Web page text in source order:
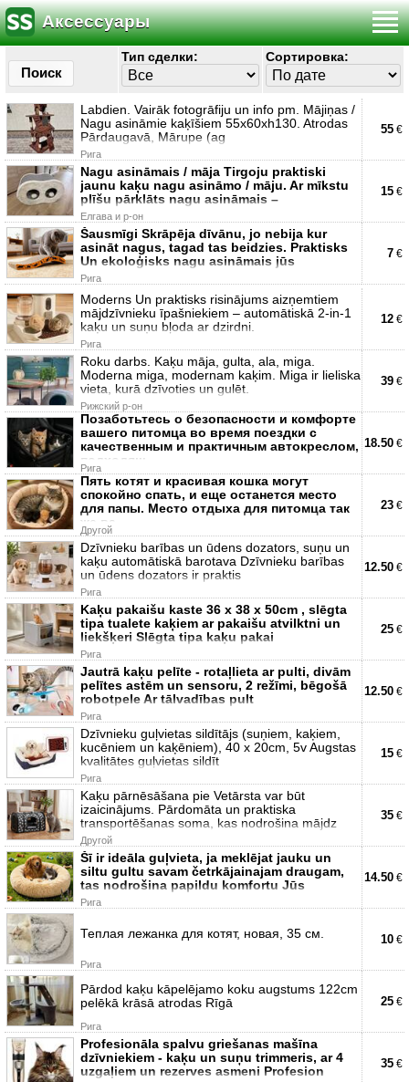
Аксессуары
Поиск
Тип сделки: Сортировка:
Labdien. Vairāk fotogrāfiju un info pm. Mājiņas /
Nagu asināmie kaķīšiem 55x60xh130. Atrodas
Pārdaugavā, Mārupe (ag
Рига
55 €
Nagu asināmais / māja Tirgoju praktiski
jaunu kaķu nagu asināmo / māju. Ar mīkstu
plīšu pārklāts nagu asināmais –
Елгава и р-он
15 €
Šausmīgi Skrāpēja dīvānu, jo nebija kur
asināt nagus, tagad tas beidzies. Praktisks
Un ekoloģisks nagu asināmais jūs
Рига
7 €
Moderns Un praktisks risinājums aizņemtiem
mājdzīvnieku īpašniekiem – automātiskā 2-in-1
kaķu un suņu bļoda ar dzirdni.
Рига
12 €
Roku darbs. Kaķu māja, gulta, ala, miga.
Moderna miga, modernam kaķim. Miga ir lieliska
vieta, kurā dzīvoties un gulēt.
Рижский р-он
39 €
Позаботьтесь о безопасности и комфорте
вашего питомца во время поездки с
качественным и практичным автокреслом,
подходящ
Рига
18.50 €
Пять котят и красивая кошка могут
спокойно спать, и еще останется место
для папы. Место отдыха для питомца так
же ва
Другой
23 €
Dzīvnieku barības un ūdens dozators, suņu un
kaķu automātiskā barotava Dzīvnieku barības
un ūdens dozators ir praktis
Рига
12.50 €
Kaķu pakaišu kaste 36 x 38 x 50cm , slēgta
tipa tualete kaķiem ar pakaišu atvilktni un
liekšķeri Slēgta tipa kaķu pakai
Рига
25 €
Jautrā kaķu pelīte - rotaļlieta ar pulti, divām
pelītes astēm un sensoru, 2 režīmi, bēgošā
robotpele Ar tālvadības pult
Рига
12.50 €
Dzīvnieku guļvietas sildītājs (suņiem, kaķiem,
kucēniem un kaķēniem), 40 x 20cm, 5v Augstas
kvalitātes guļvietas sildīt
Рига
15 €
Kaķu pārnēsāšana pie Vetārsta var būt
izaicinājums. Pārdomāta un praktiska
transportēšanas soma, kas nodrošina mājdz
Другой
35 €
Šī ir ideāla guļvieta, ja meklējat jauku un
siltu gultu savam četrkājainajam draugam,
tas nodrošina papildu komfortu Jūs
Рига
14.50 €
Теплая лежанка для котят, новая, 35 см.
Рига
10 €
Pārdod kaķu kāpelējamo koku augstums 122cm
pelēkā krāsā atrodas Rīgā
Рига
25 €
Profesionāla spalvu griešanas mašīna
dzīvniekiem - kaķu un suņu trimmeris, ar 4
uzgaļiem un rezerves asmeni Profesion
35 €